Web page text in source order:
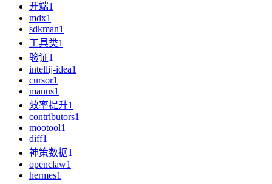
开端1
mdx1
sdkman1
工具类1
验证1
intellij-idea1
cursor1
manus1
效率提升1
contributors1
mootool1
diff1
神策数据1
openclaw1
hermes1